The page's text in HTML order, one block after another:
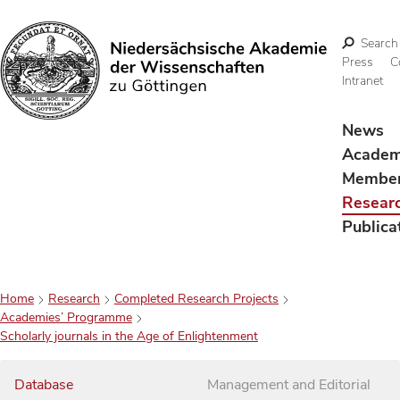
Search
Search
Press
Intranet
News
Home Research
Completed Research Projects
Academies’ Programme
Scholarly journals in the Age of Enlightenment
Database
Management and Editorial